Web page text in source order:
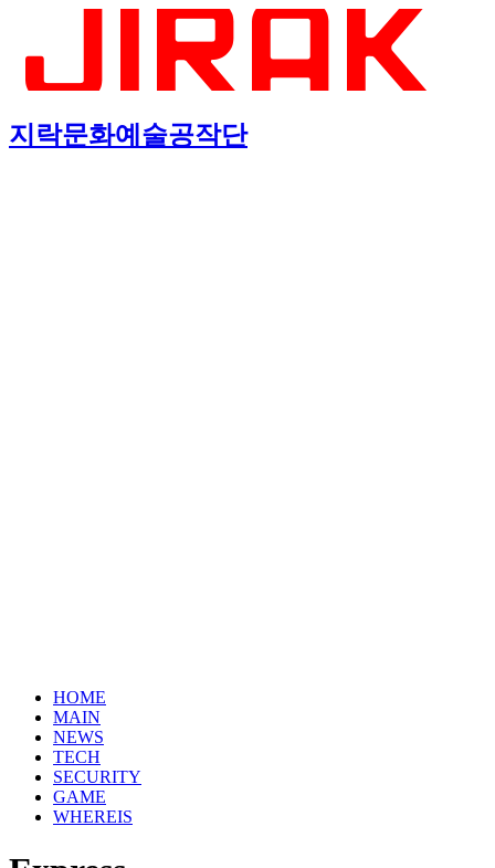
지락문화예술공작단
HOME
MAIN
NEWS
TECH
SECURITY
GAME
WHEREIS